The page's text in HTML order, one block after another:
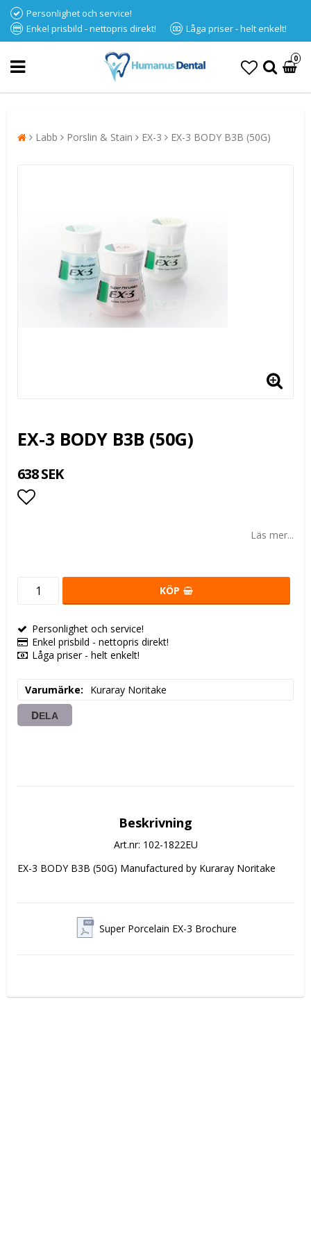
Personlighet och service!
Enkel prisbild - nettopris direkt!
Låga priser - helt enkelt!
0
Labb Porslin & Stain EX-3 EX-3 BODY B3B (50G)
EX-3 BODY B3B (50G)
638 SEK
Läs mer...
KÖP
Personlighet och service!
Enkel prisbild - nettopris direkt!
Låga priser - helt enkelt!
Varumärke Kuraray Noritake
DELA
Beskrivning
Art.nr: 102-1822EU
EX-3 BODY B3B (50G) Manufactured by Kuraray Noritake
Super Porcelain EX-3 Brochure